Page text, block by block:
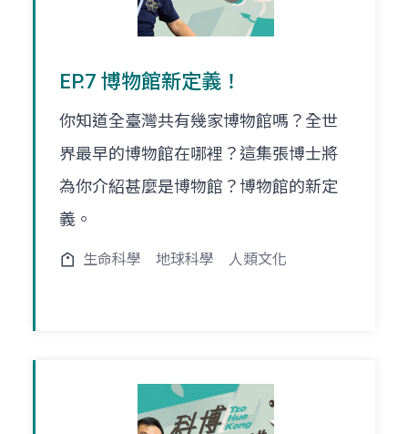
EP.7 博物館新定義！
你知道全臺灣共有幾家博物館嗎？全世
界最早的博物館在哪裡？這集張博士將
為你介紹甚麼是博物館？博物館的新定
義。
生命科學 地球科學 人類文化